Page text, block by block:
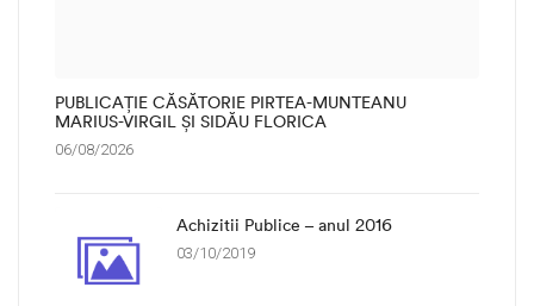
PUBLICAȚIE CĂSĂTORIE PIRTEA-MUNTEANU
MARIUS-VIRGIL ȘI SIDĂU FLORICA
06/08/2026
Achizitii Publice – anul 2016
03/10/2019